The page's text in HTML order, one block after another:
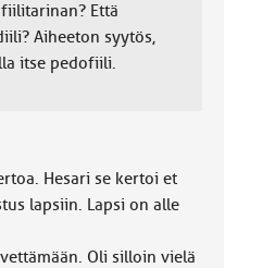
Että
Aiheeton syytös,
itse pedofiili.
Hesari se kertoi et
lapsiin. Lapsi on alle
Oli silloin vielä